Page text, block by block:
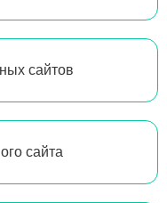
сайтов
сайта